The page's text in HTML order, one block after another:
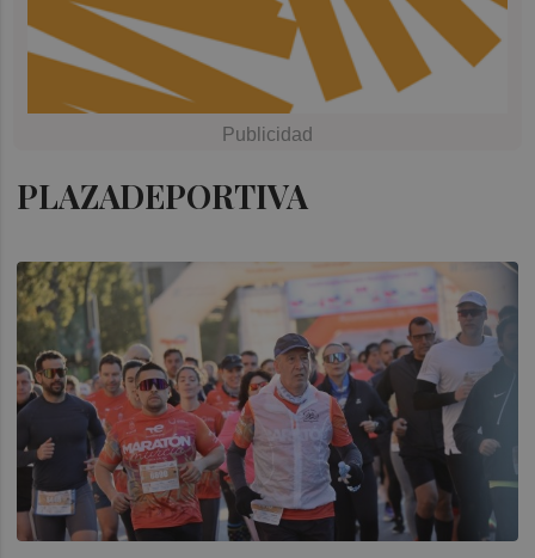
PLAZADEPORTIVA